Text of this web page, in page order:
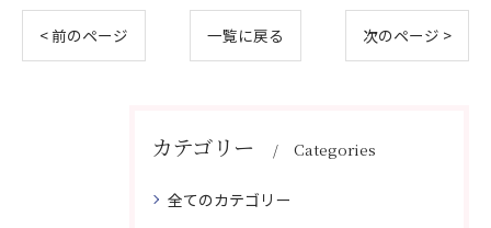
< 前のページ 一覧に戻る 次のページ >
カテゴリー Categories
全てのカテゴリー